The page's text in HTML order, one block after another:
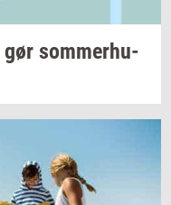
gør som­mer­hu­